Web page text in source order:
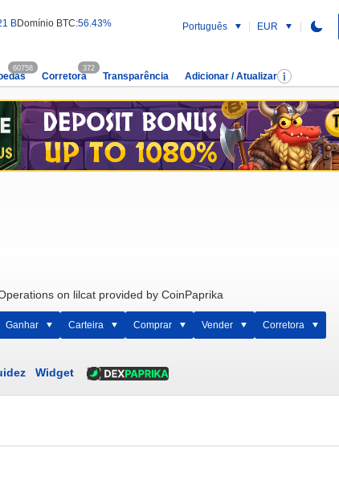
BDomínio BTC:56.43% Português EUR
60758
Corretora
372
Transparência Adicionar / Atualizar
on lilcat provided by CoinPaprika
Ganhar Carteira Comprar Vender Corretora
Widget